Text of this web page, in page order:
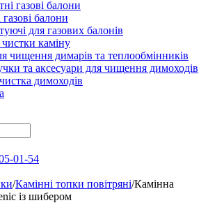
газові балони
балони
для газових балонів
каміну
чищення димарів та теплообмінників
та аксесуари для чищення димоходів
димоходів
01-54
/Камінні топки повітряні/Камінна
із шибером